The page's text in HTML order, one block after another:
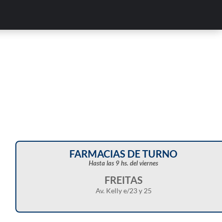
FARMACIAS DE TURNO
Hasta las 9 hs. del viernes
FREITAS
Av. Kelly e/23 y 25